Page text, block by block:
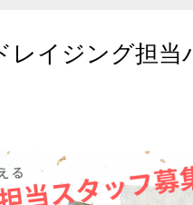
レイジング担当